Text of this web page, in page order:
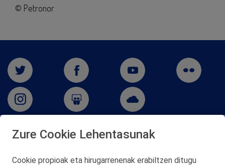
© Petronor
Zure Cookie Lehentasunak
Cookie propioak eta hirugarrenenak erabiltzen ditugu